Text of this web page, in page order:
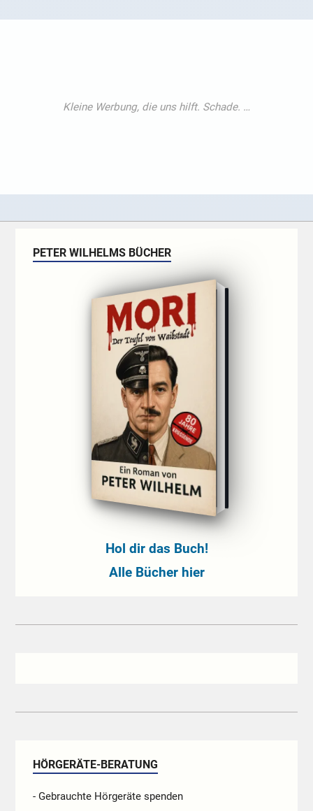
PETER WILHELMS BÜCHER
Hol dir das Buch!
Alle Bücher hier
HÖRGERÄTE-BERATUNG
- Gebrauchte Hörgeräte spenden